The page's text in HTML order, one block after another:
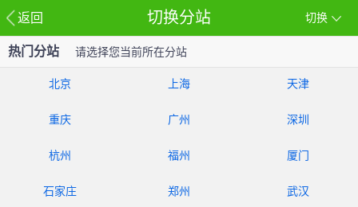
返回 切换
切换分站
热门分站 请选择您当前所在分站
北京 上海 天津
重庆 广州 深圳
杭州 福州 厦门
石家庄 郑州 武汉